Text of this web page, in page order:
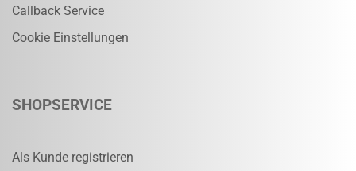
Callback Service
Cookie Einstellungen
SHOPSERVICE
Als Kunde registrieren